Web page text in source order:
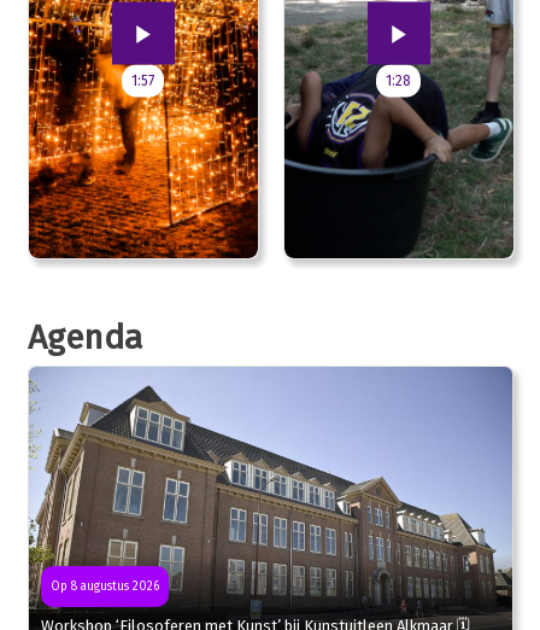
1:57 1:28
Agenda
Op 8 augustus 2026
Workshop ‘Filosoferen met Kunst’ bij Kunstuitleen Alkmaar 🗓